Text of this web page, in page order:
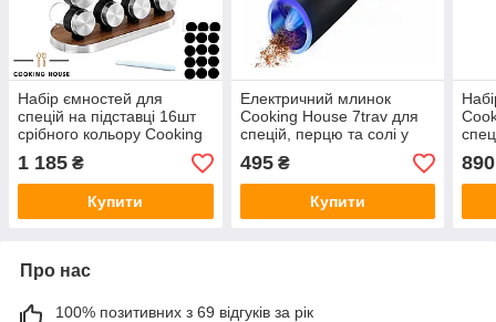
Набір ємностей для
спецій на підставці 16шт
срібного кольору Cooking
House 7trav . Органайзер-
підставка для зберігання
спецій.
1 185 ₴
Купити
Електричний млинок
Cooking House 7trav для
спецій, перцю та солі у
495₴
Купити
890
Про нас
100% позитивних з 69 відгуків за рік